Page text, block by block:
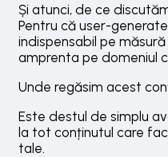
Și atunci, de ce
Pentru că user-
indispensabil pe
amprenta pe domeniul
Unde regăsim acest
Este destul de simplu
la tot conținutul care
tale.